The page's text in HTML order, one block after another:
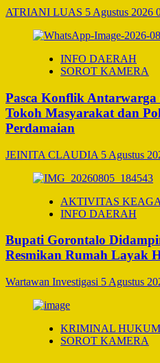
ATRIANI LUAS 5 Agustus 2026
INFO DAERAH
SOROT KAMERA
Pasca Konflik
Tokoh Masyarakat dan
Perdamaian
JEINITA CLAUDIA 5 Agustus
AKTIVITAS
INFO DAERAH
Bupati Gorontalo
Resmikan Rumah Layak
Wartawan Investigasi 5 Agustus
KRIMINAL HUKUM
SOROT KAMERA